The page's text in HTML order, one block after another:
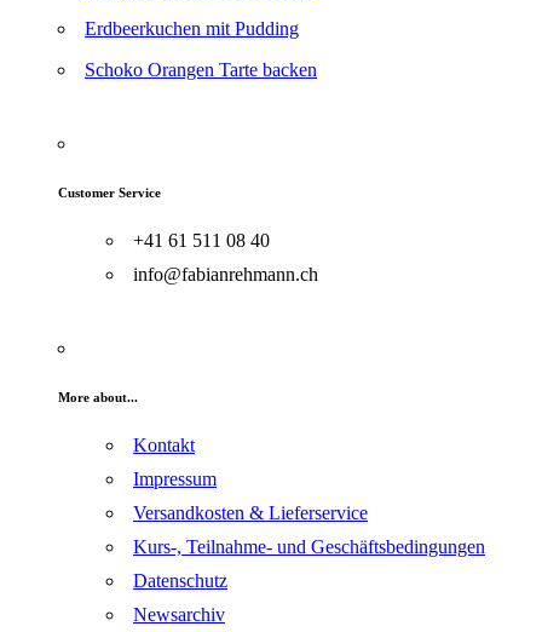
Erdbeerkuchen mit Pudding
Schoko Orangen Tarte backen
Customer Service
+41 61 511 08 40
info@fabianrehmann.ch
More about...
Kontakt
Impressum
Versandkosten & Lieferservice
Kurs-, Teilnahme- und Geschäftsbedingungen
Datenschutz
Newsarchiv